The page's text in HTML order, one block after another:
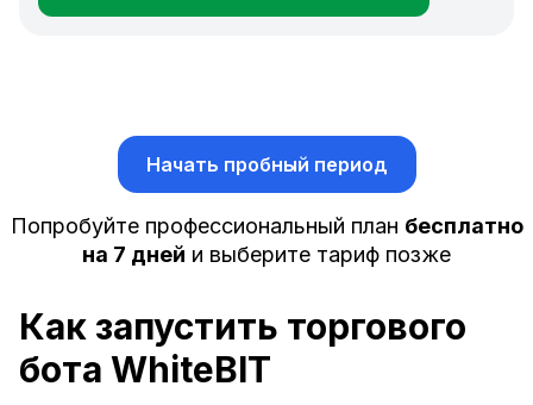
Начать пробный период
Попробуйте профессиональный план бесплатно
на 7 дней и выберите тариф позже
Как запустить торгового
бота WhiteBIT